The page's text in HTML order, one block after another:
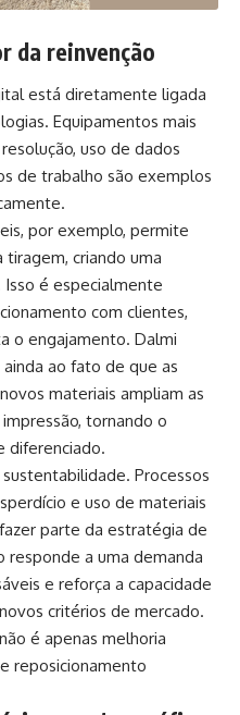
da reinvenção
está diretamente ligada
Equipamentos mais
uso de dados
de trabalho são exemplos
por exemplo, permite
tiragem, criando uma
Isso é especialmente
com clientes,
o engajamento. Dalmi
ao fato de que as
materiais ampliam as
tornando o
diferenciado.
Processos
e uso de materiais
parte da estratégia de
responde a uma demanda
e reforça a capacidade
critérios de mercado.
é apenas melhoria
reposicionamento